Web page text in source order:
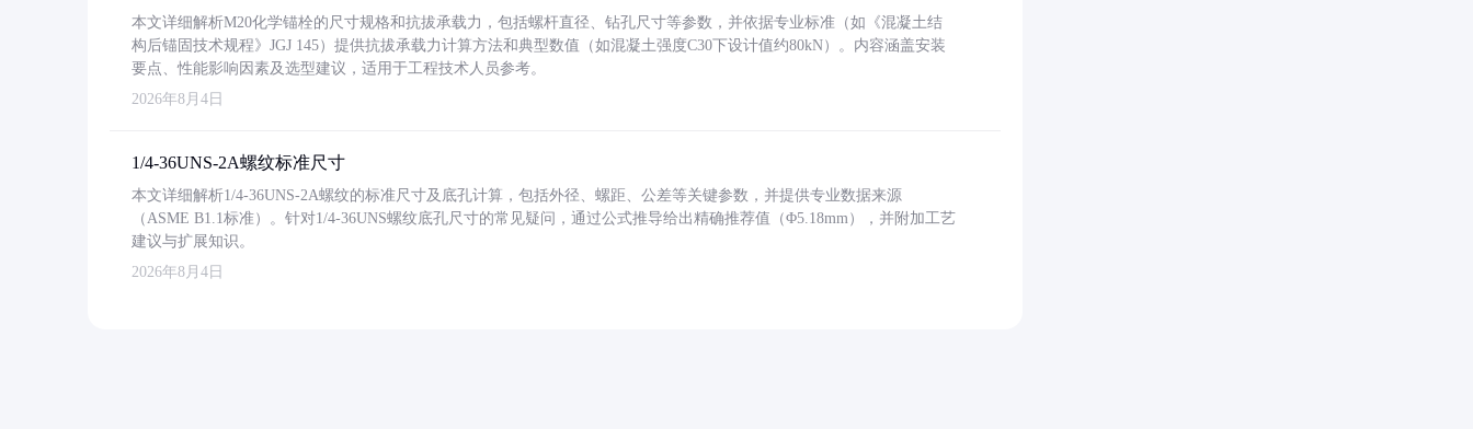
本文详细解析M20化学锚栓的尺寸规格和抗拔承载力，包括螺杆直径、钻孔尺寸等参数，并依据专业标准（如《混凝土结
构后锚固技术规程》JGJ 145）提供抗拔承载力计算方法和典型数值（如混凝土强度C30下设计值约80kN）。内容涵盖安装
要点、性能影响因素及选型建议，适用于工程技术人员参考。
2026年8月4日
1/4-36UNS-2A螺纹标准尺寸
本文详细解析1/4-36UNS-2A螺纹的标准尺寸及底孔计算，包括外径、螺距、公差等关键参数，并提供专业数据来源
（ASME B1.1标准）。针对1/4-36UNS螺纹底孔尺寸的常见疑问，通过公式推导给出精确推荐值（Φ5.18mm），并附加工艺
建议与扩展知识。
2026年8月4日